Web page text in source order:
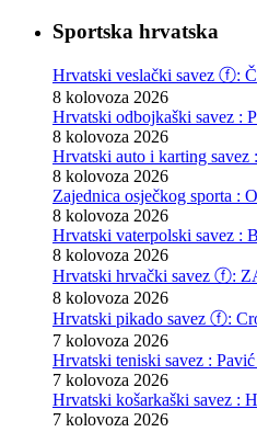
Sportska hrvatska
Hrvatski veslački savez ⓕ:
8 kolovoza 2026
Hrvatski odbojkaški savez :
8 kolovoza 2026
Hrvatski auto i karting
8 kolovoza 2026
Zajednica osječkog sporta :
8 kolovoza 2026
Hrvatski vaterpolski savez :
8 kolovoza 2026
Hrvatski hrvački savez ⓕ:
8 kolovoza 2026
Hrvatski pikado savez ⓕ:
7 kolovoza 2026
Hrvatski teniski savez :
7 kolovoza 2026
Hrvatski košarkaški savez :
7 kolovoza 2026